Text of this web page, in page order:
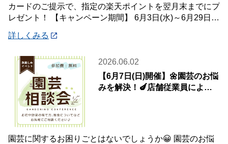
カードのご提示で、指定の楽天ポイントを翌月末までにプ
レゼント！ 【キャンペーン期間】 6月3日(水)～6月29日
詳しくみる
2026.06.02
【6月7日(日)開催】🌼園芸のお悩
みを解決！🍆店舗従業員による
園芸に関するお困りごとはないでしょうか😀 園芸のお悩